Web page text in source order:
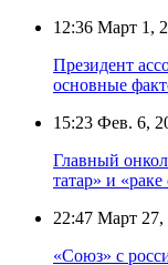
12:36 Март 1,
Президент
основные
15:23 Фев. 6,
Главный
татар» и «раке
22:47 Март 27,
«Союз» с